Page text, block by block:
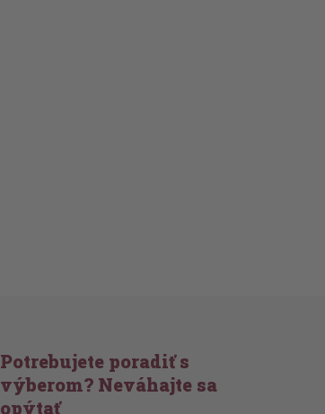
Potrebujete poradiť s
výberom? Neváhajte sa
opýtať